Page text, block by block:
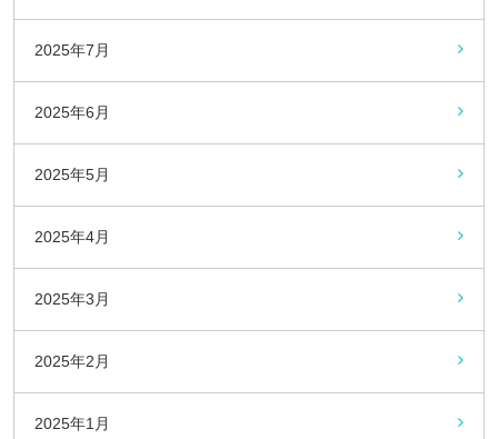
2025年7月
2025年6月
2025年5月
2025年4月
2025年3月
2025年2月
2025年1月